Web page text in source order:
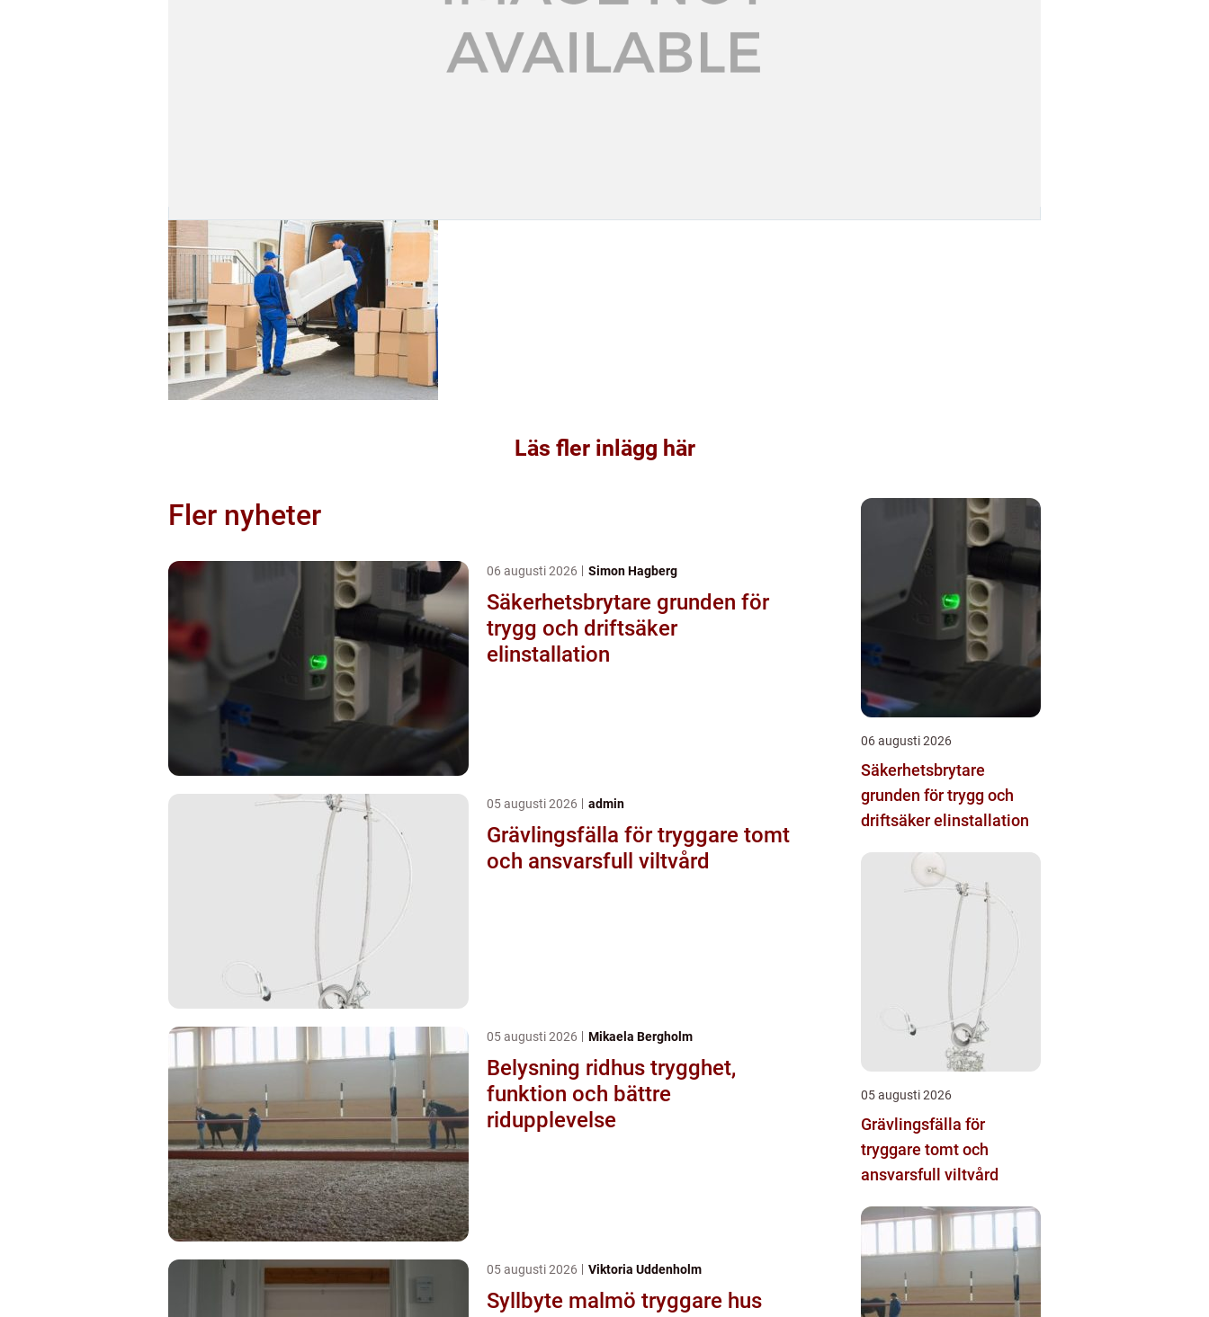
Läs fler inlägg här
Fler nyheter
06 augusti 2026 Simon Hagberg
Säkerhetsbrytare grunden för
trygg och driftsäker
elinstallation
05 augusti 2026 admin
Grävlingsfälla för tryggare tomt
och ansvarsfull viltvård
05 augusti 2026 Mikaela Bergholm
Belysning ridhus trygghet,
funktion och bättre
ridupplevelse
05 augusti 2026 Viktoria Uddenholm
Syllbyte malmö tryggare hus
06 augusti 2026
Säkerhetsbrytare
grunden för trygg och
driftsäker elinstallation
05 augusti 2026
Grävlingsfälla för
tryggare tomt och
ansvarsfull viltvård